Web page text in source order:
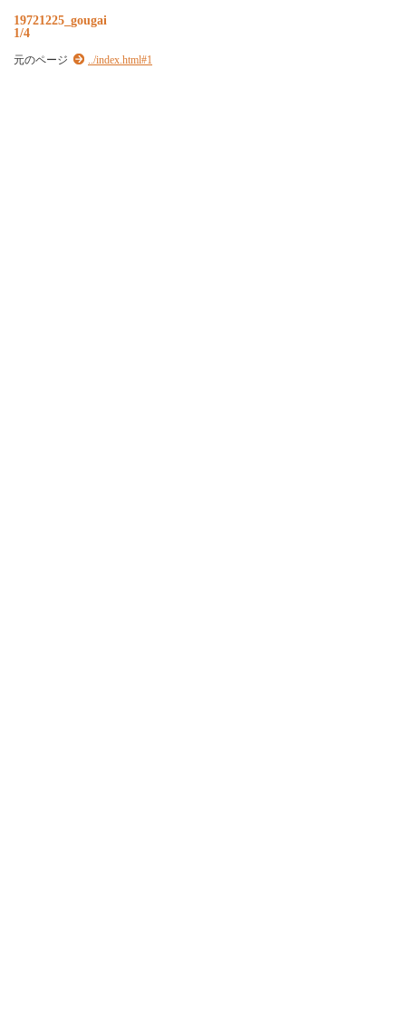
19721225_gougai
1/4
元のページ ../index.html#1